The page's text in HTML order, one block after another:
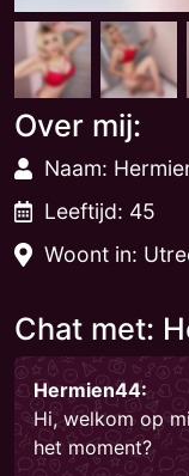
Over mij:
Naam:
Leeftijd: 45
Woont in:
Chat met:
Hermien44:
Hi, welkom op
het moment?